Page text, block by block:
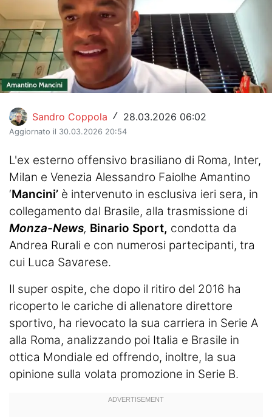
Hockey
Pallanuoto
Pallamano
News
Eventi
Sandro Coppola / 28.03.2026 06:02
Aggiornato il 30.03.2026 20:54
L'ex esterno offensivo brasiliano di Roma, Inter,
Milan e Venezia Alessandro Faiolhe Amantino
‘Mancini’ è intervenuto in esclusiva ieri sera, in
collegamento dal Brasile, alla trasmissione di
Monza-News, Binario Sport, condotta da
Andrea Rurali e con numerosi partecipanti, tra
cui Luca Savarese.
Il super ospite, che dopo il ritiro del 2016 ha
ricoperto le cariche di allenatore direttore
sportivo, ha rievocato la sua carriera in Serie A
alla Roma, analizzando poi Italia e Brasile in
ottica Mondiale ed offrendo, inoltre, la sua
opinione sulla volata promozione in Serie B.